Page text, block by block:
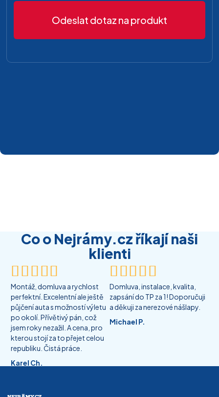
Odeslat dotaz na produkt
Co o Nejrámy.cz říkají naši
klienti

Montáž, domluva a rychlost
perfektní. Excelentní ale ještě
půjčení auta s možností výletu
po okolí. Přívětivý pán, což
jsem roky nezažil. A cena, pro
kterou stojí za to přejet celou
republiku. Čistá práce.
Karel Ch.

Domluva, instalace, kvalita,
zapsání do TP za 1! Doporučuji
a děkuji za nerezové nášlapy.
Michael P.